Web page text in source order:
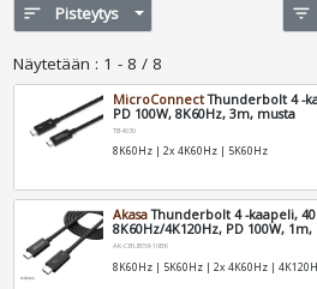
sort Pisteytys filter_list
Näytetään : 1 - 8 / 8
MicroConnectThunderbolt 4 -
PD 100W, 8K60Hz, 3m, musta
TB4030
8K60Hz | 2x 4K60Hz | 5K60Hz
AkasaThunderbolt 4 -kaapeli, 40
8K60Hz/4K120Hz, PD 100W,
AK-CBUB59-10BK
8K60Hz | 5K60Hz | 2x 4K60Hz |